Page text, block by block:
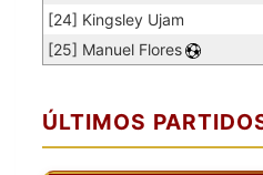
[24] Kingsley Ujam
[25] Manuel Flores
ÚLTIMOS